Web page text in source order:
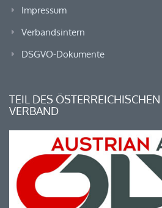
Impressum
Verbandsintern
DSGVO-Dokumente
TEIL DES
VERBAND